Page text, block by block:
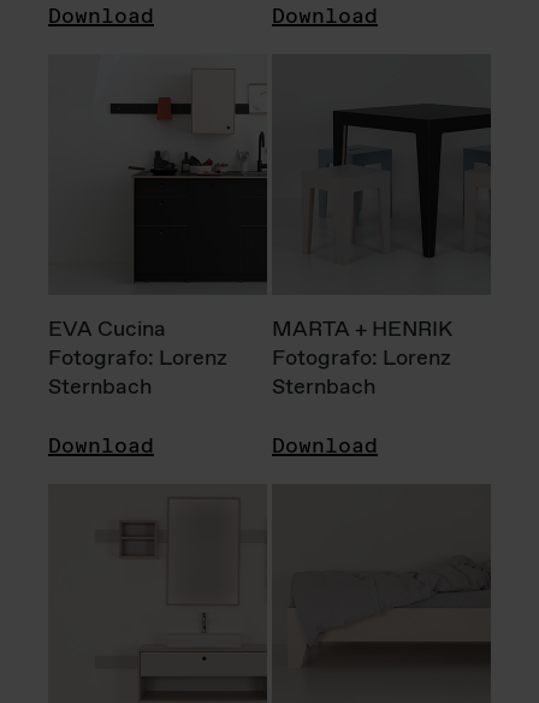
Download Download
EVA Cucina
Fotografo: Lorenz
Sternbach
Download
MARTA + HENRIK
Fotografo: Lorenz
Sternbach
Download